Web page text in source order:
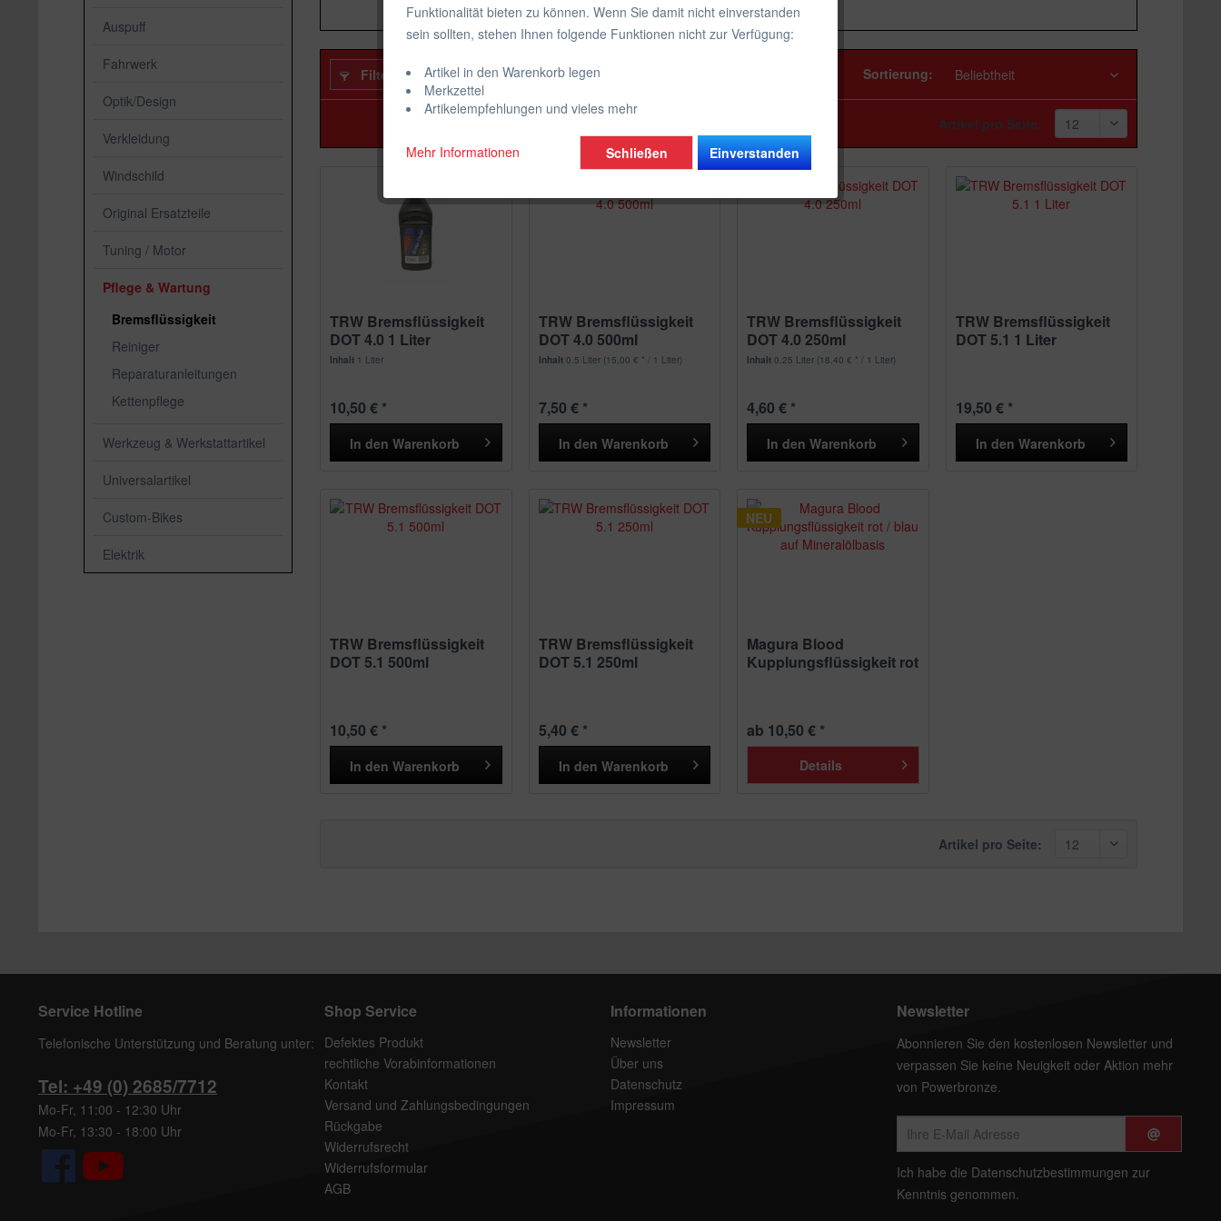
Auspuff
Fahrwerk
Optik/Design
Verkleidung
Windschild
Original Ersatzteile
Tuning / Motor
Pflege & Wartung
Bremsflüssigkeit
Reiniger
Reparaturanleitungen
Kettenpflege
Werkzeug & Werkstattartikel
Universalartikel
Custom-Bikes
Elektrik
Filtern Sortierung:
Artikel pro Seite:
TRW Bremsflüssigkeit
DOT 4.0 1 Liter
Inhalt 1 Liter
10,50 € *
In den Warenkorb
TRW Bremsflüssigkeit
DOT 4.0 500ml
Inhalt 0.5 Liter (15,00 € * / 1 Liter)
7,50 € *
In den Warenkorb
TRW Bremsflüssigkeit
DOT 4.0 250ml
Inhalt0.25 Liter (18,40 € * / 1 Liter)
4,60 € *
In den Warenkorb
TRW Bremsflüssigkeit
DOT 5.1 1 Liter
19,50 € *
In den Warenkorb
TRW Bremsflüssigkeit
DOT 5.1 500ml
10,50 € *
In den Warenkorb
TRW Bremsflüssigkeit
DOT 5.1 250ml
5,40 € *
In den Warenkorb
NEU
Magura Blood
Kupplungsflüssigkeit rot
ab 10,50 € *
Details
Artikel pro Seite:
Service Hotline
Telefonische Unterstützung und Beratung unter:
Tel: +49 (0) 2685/7712
Mo-Fr, 11:00 - 12:30 Uhr
Mo-Fr, 13:30 - 18:00 Uhr
Shop Service
Defektes Produkt
rechtliche Vorabinformationen
Kontakt
Versand und Zahlungsbedingungen
Rückgabe
Widerrufsrecht
Widerrufsformular
AGB
Informationen
Newsletter
Über uns
Datenschutz
Impressum
Newsletter
Abonnieren Sie den kostenlosen Newsletter und
verpassen Sie keine Neuigkeit oder Aktion mehr
von Powerbronze.
Ich habe die Datenschutzbestimmungen zur
Kenntnis genommen.
Funktionalität bieten zu können. Wenn Sie damit nicht einverstanden
sein sollten, stehen Ihnen folgende Funktionen nicht zur Verfügung:
Artikel in den Warenkorb legen
Merkzettel
Artikelempfehlungen und vieles mehr
Mehr Informationen Einverstanden
Schließen